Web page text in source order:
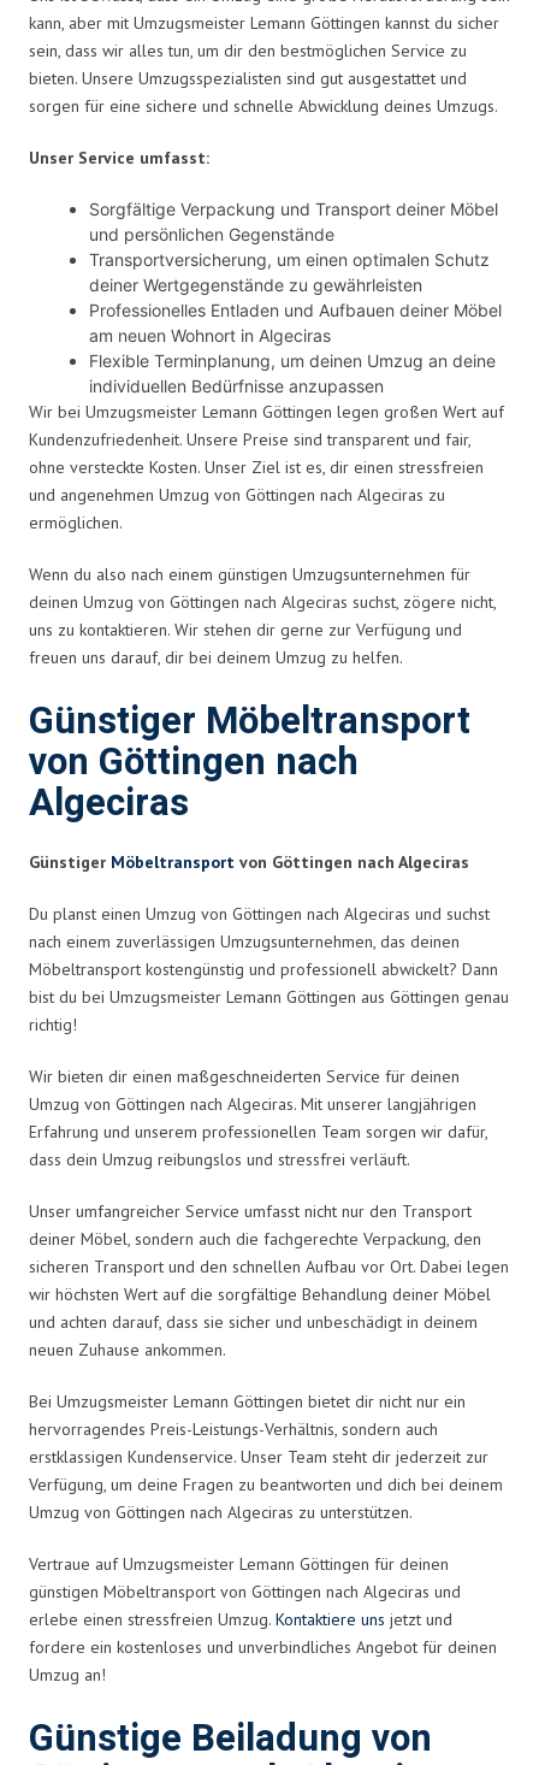
kann, aber mit Umzugsmeister Lemann Göttingen kannst du sicher
sein, dass wir alles tun, um dir den bestmöglichen Service zu
bieten. Unsere Umzugsspezialisten sind gut ausgestattet und
sorgen für eine sichere und schnelle Abwicklung deines Umzugs.
Unser Service umfasst:
Sorgfältige Verpackung und Transport deiner Möbel
und persönlichen Gegenstände
Transportversicherung, um einen optimalen Schutz
deiner Wertgegenstände zu gewährleisten
Professionelles Entladen und Aufbauen deiner Möbel
am neuen Wohnort in Algeciras
Flexible Terminplanung, um deinen Umzug an deine
individuellen Bedürfnisse anzupassen
Wir bei Umzugsmeister Lemann Göttingen legen großen Wert auf
Kundenzufriedenheit. Unsere Preise sind transparent und fair,
ohne versteckte Kosten. Unser Ziel ist es, dir einen stressfreien
und angenehmen Umzug von Göttingen nach Algeciras zu
ermöglichen.
Wenn du also nach einem günstigen Umzugsunternehmen für
deinen Umzug von Göttingen nach Algeciras suchst, zögere nicht,
uns zu kontaktieren. Wir stehen dir gerne zur Verfügung und
freuen uns darauf, dir bei deinem Umzug zu helfen.
Günstiger Möbeltransport
von Göttingen nach
Algeciras
Günstiger Möbeltransport von Göttingen nach Algeciras
Du planst einen Umzug von Göttingen nach Algeciras und suchst
nach einem zuverlässigen Umzugsunternehmen, das deinen
Möbeltransport kostengünstig und professionell abwickelt? Dann
bist du bei Umzugsmeister Lemann Göttingen aus Göttingen genau
richtig!
Wir bieten dir einen maßgeschneiderten Service für deinen
Umzug von Göttingen nach Algeciras. Mit unserer langjährigen
Erfahrung und unserem professionellen Team sorgen wir dafür,
dass dein Umzug reibungslos und stressfrei verläuft.
Unser umfangreicher Service umfasst nicht nur den Transport
deiner Möbel, sondern auch die fachgerechte Verpackung, den
sicheren Transport und den schnellen Aufbau vor Ort. Dabei legen
wir höchsten Wert auf die sorgfältige Behandlung deiner Möbel
und achten darauf, dass sie sicher und unbeschädigt in deinem
neuen Zuhause ankommen.
Bei Umzugsmeister Lemann Göttingen bietet dir nicht nur ein
hervorragendes Preis-Leistungs-Verhältnis, sondern auch
erstklassigen Kundenservice. Unser Team steht dir jederzeit zur
Verfügung, um deine Fragen zu beantworten und dich bei deinem
Umzug von Göttingen nach Algeciras zu unterstützen.
Vertraue auf Umzugsmeister Lemann Göttingen für deinen
günstigen Möbeltransport von Göttingen nach Algeciras und
erlebe einen stressfreien Umzug. Kontaktiere uns jetzt und
fordere ein kostenloses und unverbindliches Angebot für deinen
Umzug an!
Günstige Beiladung von